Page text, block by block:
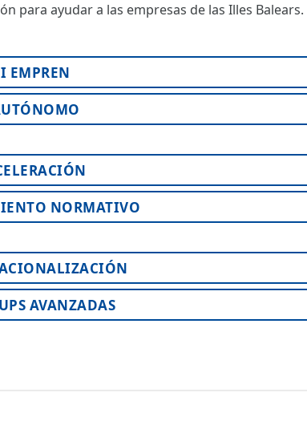
para ayudar a las empresas de las Illes Balears.
I EMPREN
NORMATIVO
AVANZADAS